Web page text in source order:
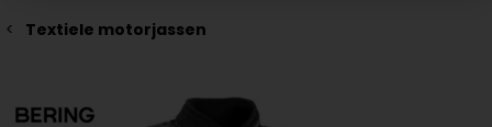
Textiele motorjassen